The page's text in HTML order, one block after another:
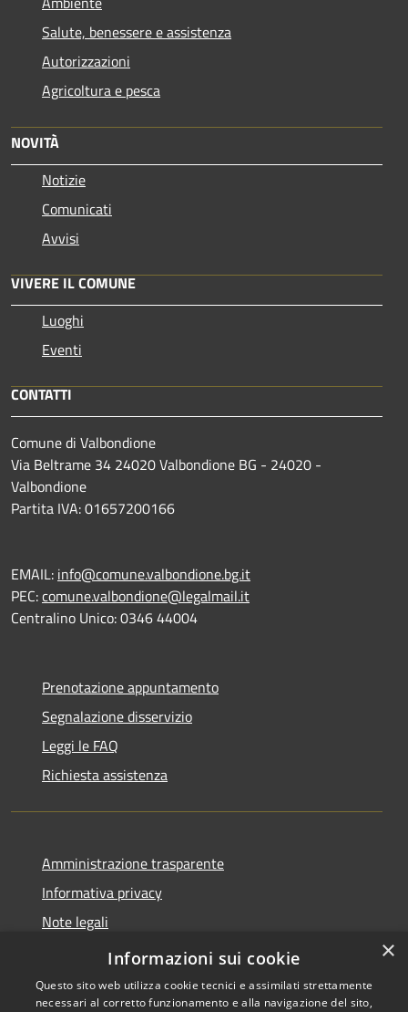
Salute, benessere e assistenza
Autorizzazioni
Agricoltura e pesca
NOVITÀ
Notizie
Comunicati
Avvisi
VIVERE IL COMUNE
Luoghi
Eventi
CONTATTI
Comune di Valbondione
Via Beltrame 34 24020 Valbondione BG - 24020 -
Valbondione
Partita IVA: 01657200166
EMAIL: info@comune.valbondione.bg.it
PEC:comune.valbondione@legalmail.it
Centralino Unico: 0346 44004
Prenotazione appuntamento
Segnalazione disservizio
Leggi le FAQ
Richiesta assistenza
Amministrazione trasparente
Informativa privacy
Note legali
Dichiarazione di accessibilità
×
Informazioni sui cookie
Questo sito web utilizza cookie tecnici e assimilati strettamente
necessari al corretto funzionamento e alla navigazione del sito,